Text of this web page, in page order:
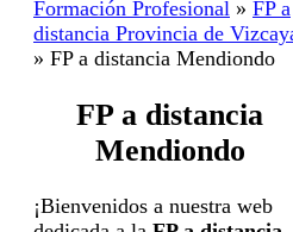
Formación Profesional » FP a
distancia Provincia de
» FP a distancia Mendiondo
FP a distancia
Mendiondo
¡Bienvenidos a nuestra web